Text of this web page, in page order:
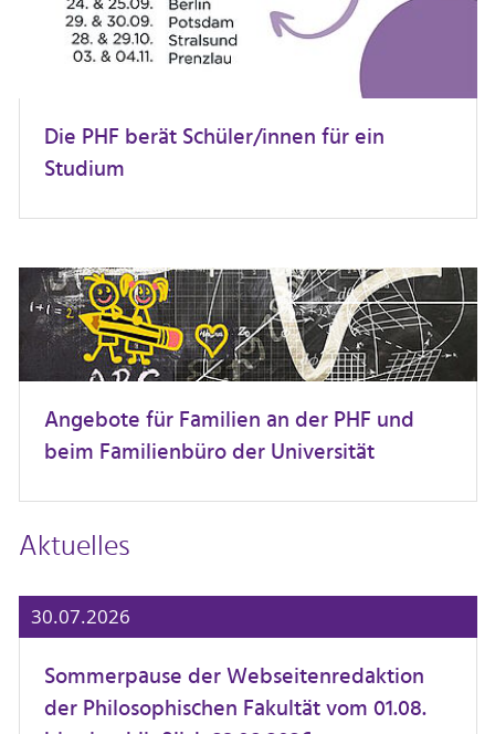
Die PHF berät Schüler/innen für ein
Studium
Angebote für Familien an der PHF und
beim Familienbüro der Universität
Aktuelles
30.07.2026
Sommerpause der Webseitenredaktion
der Philosophischen Fakultät vom 01.08.